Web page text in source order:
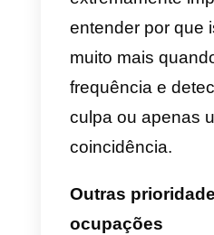
interesse
serviçoou
coisa
Enquanto
não